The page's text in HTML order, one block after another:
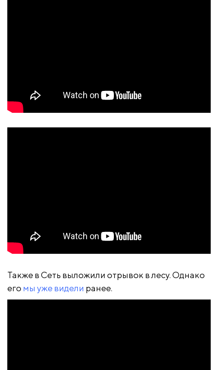
Также в Сеть выложили отрывок в лесу. Однако
его мы уже видели ранее.